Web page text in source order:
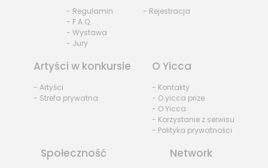
- Regulamin
- F.A.Q.
- Wystawa
- Jury
- Rejestracja
Artyści w konkursie
- Artyści
- Strefa prywatna
O Yicca
- Kontakty
- O yicca prize
- O Yicca
- Korzystanie z serwisu
- Polityka prywatności
Społeczność Network